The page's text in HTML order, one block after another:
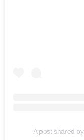
A post shared